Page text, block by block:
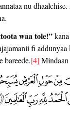
nu dhaalchise.
waa tole!”
fi addunyaa
bareede.[4] Mindaan